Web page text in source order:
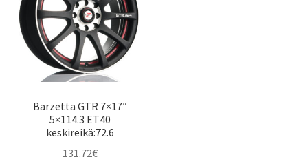
Barzetta GTR 7×17″
5×114.3 ET40
keskireikä:72.6
131.72€